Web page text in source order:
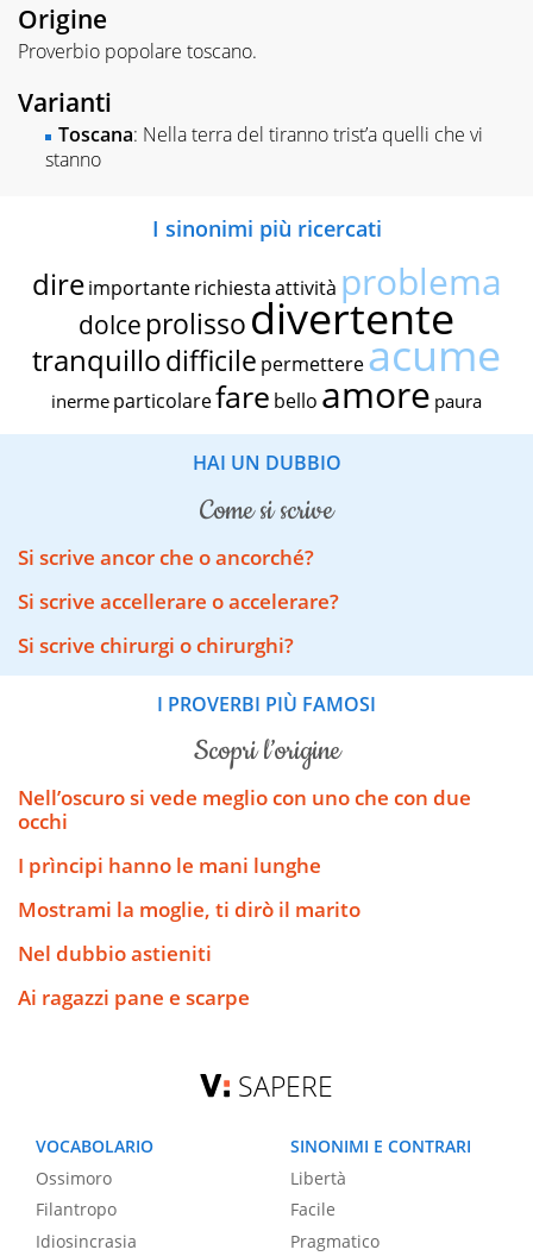
Origine
Proverbio popolare toscano.
Varianti
Toscana: Nella terra del tiranno trist’a quelli che vi
stanno
I sinonimi più ricercati
dire importante richiestaattività problema
dolce prolissodivertente
tranquillodifficile permettereacume
inerme particolarefare bello amore paura
HAI UN DUBBIO
come si scrive
Si scrive ancor che o ancorché?
Si scrive accellerare o accelerare?
Si scrive chirurgi o chirurghi?
I PROVERBI PIÙ FAMOSI
scopri l’origine
Nell’oscuro si vede meglio con uno che con due
occhi
I prìncipi hanno le mani lunghe
Mostrami la moglie, ti dirò il marito
Nel dubbio astieniti
Ai ragazzi pane e scarpe
SAPERE
VOCABOLARIO
Ossimoro
Filantropo
Idiosincrasia
SINONIMI E CONTRARI
Libertà
Facile
Pragmatico